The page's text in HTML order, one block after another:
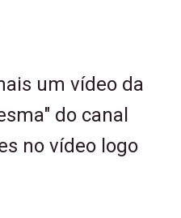
um vídeo da
do canal
no vídeo logo